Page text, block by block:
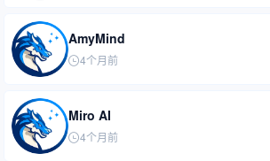
AmyMind
4个月前
Miro AI
4个月前